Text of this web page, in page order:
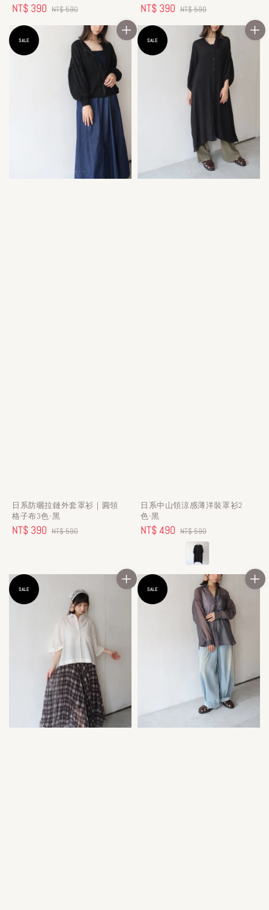
Sale
price
NT$ 390 Regular
NT$ 590
Sale
price
NT$ 390 Regular
price
NT$ 590
SALE
日系防曬拉鏈外套罩衫｜圓領
格子布3色-黑
Sale
NT$ 390 Regular
NT$ 590
SALE
日系中山領涼感薄洋裝罩衫2
色-黑
Sale
NT$ 490 Regular
price
NT$ 590
SALE SALE